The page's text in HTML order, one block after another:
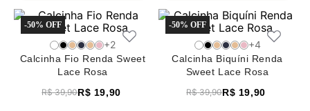
pijama
9
sutiã renda
10
body
-50%
Calcinha Fio Renda Sweet
Lace Rosa
R$ 39,90R$ 19,90
+2
-50%
Calcinha Biquíni Renda
Sweet Lace Rosa
R$ 39,90R$ 19,90
+4